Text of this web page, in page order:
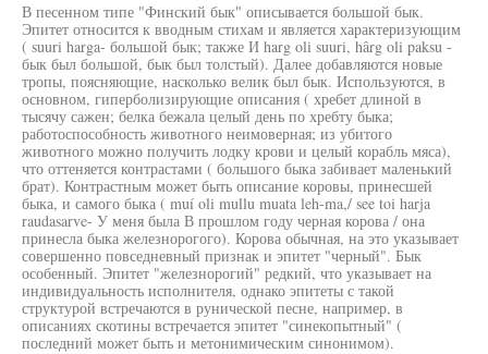
В песенном типе "Финский бык" описывается большой бык.
Эпитет относится к вводным стихам и является характеризующим
( suuri harga- большой бык; также И harg oli suuri, hârg oli paksu -
бык был большой, бык был толстый). Далее добавляются новые
тропы, поясняющие, насколько велик был бык. Используются, в
основном, гиперболизирующие описания ( хребет длиной в
тысячу сажен; белка бежала целый день по хребту быка;
работоспособность животного неимоверная; из убитого
животного можно получить лодку крови и целый корабль мяса),
что оттеняется контрастами ( большого быка забивает маленький
брат). Контрастным может быть описание коровы, принесшей
быка, и самого быка ( muí oli mullu muata leh-ma,/ see toi harja
raudasarve- У меня была В прошлом году черная корова / она
принесла быка железнорогого). Корова обычная, на это указывает
совершенно повседневный признак и эпитет "черный". Бык
особенный. Эпитет "железнорогий" редкий, что указывает на
индивидуальность исполнителя, однако эпитеты с такой
структурой встречаются в рунической песне, например, в
описаниях скотины встречается эпитет "синекопытный" (
последний может быть и метонимическим синонимом).